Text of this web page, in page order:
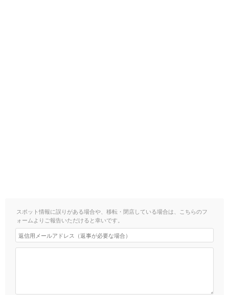
スポット情報に誤りがある場合や、移転・閉店している場合は、こちらのフ
ォームよりご報告いただけると幸いです。